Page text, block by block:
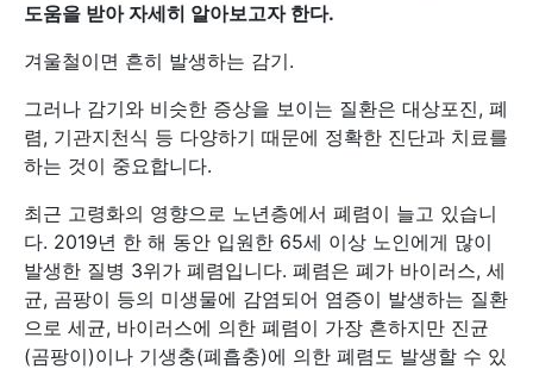
도움을 받아 자세히 알아보고자 한다.
겨울철이면 흔히 발생하는 감기.
그러나 감기와 비슷한 증상을 보이는 질환은 대상포진, 폐
렴, 기관지천식 등 다양하기 때문에 정확한 진단과 치료를
하는 것이 중요합니다.
최근 고령화의 영향으로 노년층에서 폐렴이 늘고 있습니
다. 2019년 한 해 동안 입원한 65세 이상 노인에게 많이
발생한 질병 3위가 폐렴입니다. 폐렴은 폐가 바이러스, 세
균, 곰팡이 등의 미생물에 감염되어 염증이 발생하는 질환
으로 세균, 바이러스에 의한 폐렴이 가장 흔하지만 진균
(곰팡이)이나 기생충(폐흡충)에 의한 폐렴도 발생할 수 있